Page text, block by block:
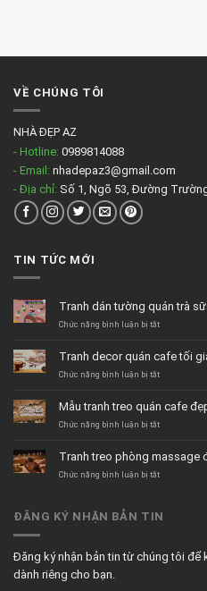
VỀ CHÚNG TÔI
NHÀ ĐẸP AZ
- Hotline: 0989814088
- Email: nhadepaz3@gmail.com
- Địa chỉ: Số 1, Ngõ 53, Đường
TIN TỨC MỚI
Tranh dán tường quán trà
Chức năng bình luận bị tắtở
tường
quán
hiện
đại
Tranh decor quán cafe tối
Chức năng bình luận bị tắtở
quán
cafe
Mẫu tranh treo quán cafe
Chức năng bình luận bị tắtở
treo
quán
Tranh treo phòng massage
Chức năng bình luận bị tắtở
phòng
ĐĂNG KÝ NHẬN BẢN TIN
Đăng ký nhận bản tin từ chúng tôi để
dành riêng cho bạn.